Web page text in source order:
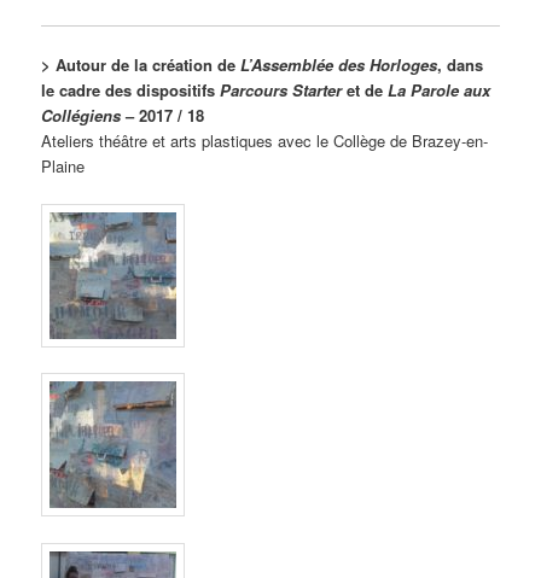
> Autour de la création deL’Assemblée des Horloges, dans
le cadre des dispositifsParcours Starteret de La Parole aux
Collégiens– 2017 / 18
Ateliers théâtre et arts plastiques avec le Collège de Brazey-en-
Plaine